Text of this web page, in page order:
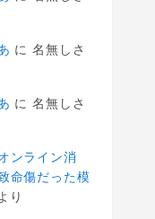
に名無しさ
に名無しさ
ンライン消
命傷だった模
り